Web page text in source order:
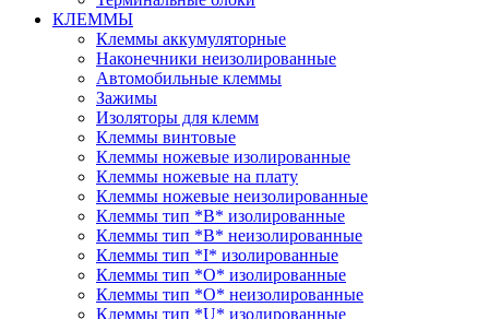
КЛЕММЫ
Клеммы аккумуляторные
Наконечники неизолированные
Автомобильные клеммы
Зажимы
Изоляторы для клемм
Клеммы винтовые
Клеммы ножевые изолированные
Клеммы ножевые на плату
Клеммы ножевые неизолированные
Клеммы тип *B* изолированные
Клеммы тип *B* неизолированные
Клеммы тип *I* изолированные
Клеммы тип *O* изолированные
Клеммы тип *O* неизолированные
Клеммы тип *U* изолированные